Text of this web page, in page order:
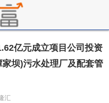
亿元成立项目公司投资
坝)污水处理厂及配套管
汇